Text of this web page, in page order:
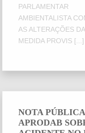
PARLAMENTAR
AMBIENTALISTA
AS ALTERAÇÕES DA
MEDIDA PROVIS [...]
NOTA
APRODAB